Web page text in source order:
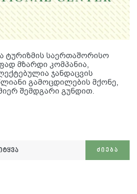
ტურიზმის საერთაშორისო
მზარდი კომპანია,
ჯანდაცვის
გამოცდილების მქონე,
შემდგარი გუნდით.
ᲫᲘᲔᲑᲐ